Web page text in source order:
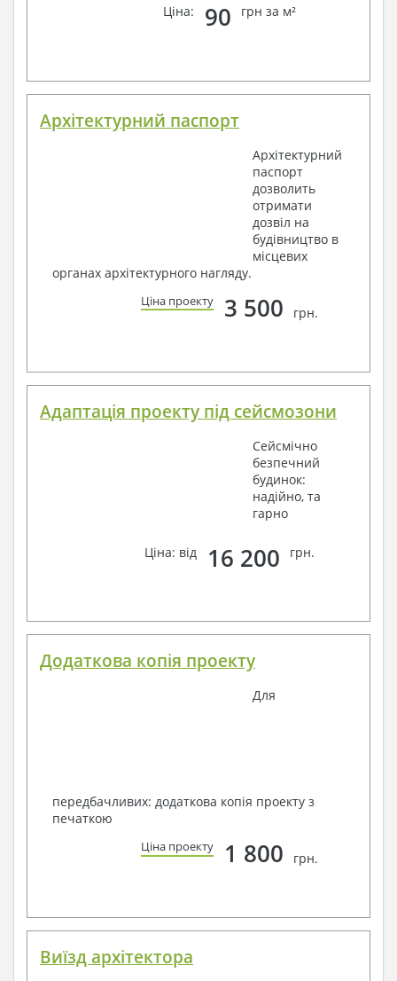
Ціна: 90 грн за м²
Архітектурний паспорт
Архітектурний
паспорт
дозволить
отримати
дозвіл на
будівництво в
місцевих
органах архітектурного нагляду.
Ціна проекту 3 500 грн.
Адаптація проекту під сейсмозони
Сейсмічно
безпечний
будинок:
надійно, та
гарно
Ціна: від 16 200 грн.
Додаткова копія проекту
Для
передбачливих: додаткова копія проекту з
печаткою
Ціна проекту 1 800 грн.
Виїзд архітектора